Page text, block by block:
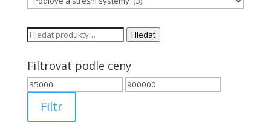
Hledat: Hledat
Filtrovat podle ceny
Minimální
cena
Maximální
Filtr